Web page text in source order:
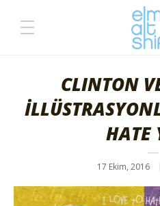
CLINTON
HATE
17 Ekim, 2016